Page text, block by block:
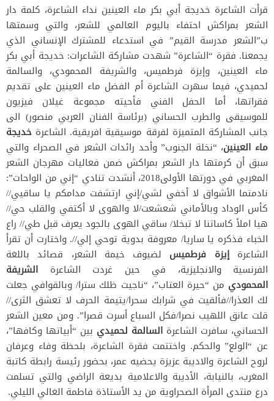
قرأت الشاعرة خديجة أبي بكر ماء العينين نداء الشاعرة، كلمة دار
الشعر بمراكش احتفاء باليوم العالمي للشعر، والتي وسمتها
ب”الشعر مدرسة القيم” في استدعاء للمشترك الإنساني الذي
يجمعنا. فقرة “الشاعرة” شهدت مشاركة الشاعرات: خديجة أبي بكر
ماء العينين، وإيزة فرطميس، والشريفة المحمودي، والسالمة
لحميدي، فيما سهرت الشاعرة أم الفضل ماء العينين على تقديم
فقراتها، أما الحفل الفني فأحيته مجموعة غيلان فيزيون
للموسيقى والطرب الحساني (برئاسة الفنان العربي منصور) الى
جانب المشاركة المتميزة لفرقة موسيقية افريقية. الشاعرة خديجة
ماء العينين، “نخلة الجنوب” وأحد رائدات الشعر في الصحراء والتي
سبق أن كرمتها دار الشعر بمراكش ضمن فعاليات مهرجان الشعر
المغربي في دورتها الأولى2018، أنشدت تنادي “إني من الواحات”:
نادمتما الأشواق لا أخفي لشي/إني ارتشفت مدامكم يا ساقيي//
كأس الوداد وبالأماني شعشعت/لا والهوى لا أكتفي والقلب حي//
هيا املأ كاساتنا لا تبخلا/ ساقي الهوى بالجود يعرف قبل طي// راع
الخباء فذكره يا ساريا/ معروفة بدوية توحي إلي//. واختارت أن تقرأ
الشاعرةإيزة فرطميس لضيوف خيمة الشعر، قصائد باللغة
الفرنسية والانجليزية، في حين غردت الشاعرة الشريفة
المحمودي من “حيرة العتاب”، “ناجيت ظلك سترا/ وبالقوافي جعلت
لك العذرا//فألقيت في شرابك سحرا/يتيمة الحرف لا تعشق الثرى//
قلت عانق اللهيب نصرا/فكل السباع أسرت قصرا”. ومن معين الشعر
الحساني، سافرت الشاعرة السالمة لحميدي بين “أبياتها وكافها”،
عن “الولع” والحكم. واختتمت فقرة الشاعرة، بلحظة وفاء وعرفان
لروح الشاعرة والاديبة عزيزة يحضيه عمر، بحضور رئيسة رابطة كاتبة
المغرب، بالنيابة، الأديبة والاعلامية بديعة الراضي والتي تسلمت
درع منتدى المرأة الصحراوية من يد الأستاذة فاطمة الغالي الليلي.